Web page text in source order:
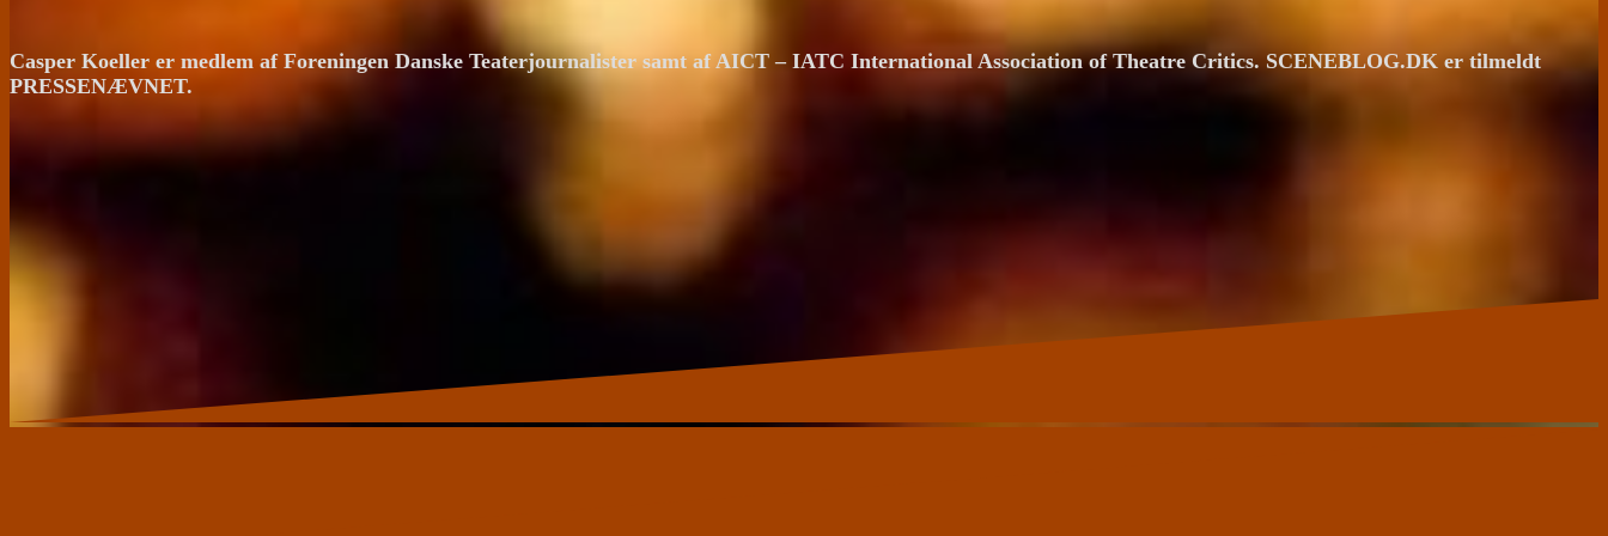
Casper Koeller er medlem af Foreningen Danske Teaterjournalister samt af AICT – IATC International Association of Theatre Critics. SCENEBLOG.DK er tilmeldt
PRESSENÆVNET.